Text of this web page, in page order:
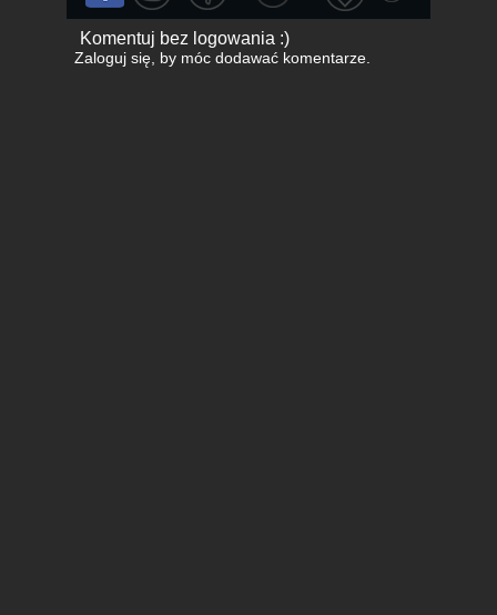
Komentuj bez logowania :)
Zaloguj się, by móc dodawać komentarze.